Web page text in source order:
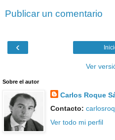
Publicar un comentario
‹
Ver
Sobre el autor
Carlos Roque
Contacto:
Ver todo mi perfil